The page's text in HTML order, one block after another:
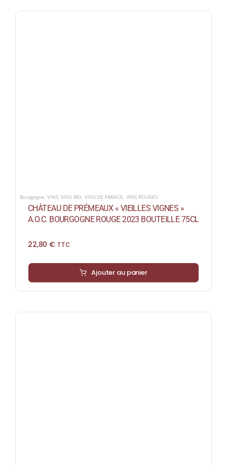
Bourgogne ,VINS,VINS BIO VINS DE FRANCE VINS ROUGES
CHÂTEAU DE PRÉMEAUX « VIEILLES VIGNES »
A.O.C. BOURGOGNE ROUGE 2023 BOUTEILLE 75CL
22,80 € TTC
Ajouter au panier